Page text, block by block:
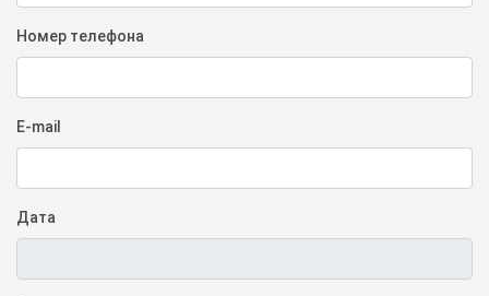
Номер телефона
E-mail
Дата